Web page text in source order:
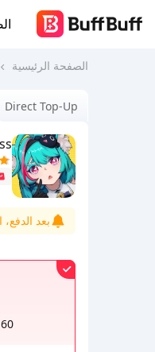
الصفحة الرئيسية
Direct Top-Up
بعد
60 بلورات الصدع